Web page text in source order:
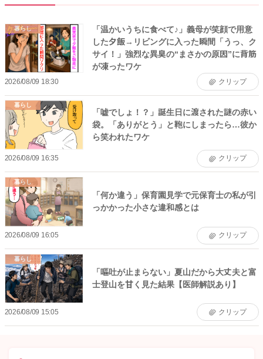
暮らし
「温かいうちに食べて♪」義母が笑顔で用意
した夕飯→リビングに入った瞬間「うっ、ク
サイ！」強烈な異臭の“まさかの原因”に背筋
が凍ったワケ
2026/08/09 18:30 クリップ
暮らし
「嘘でしょ！？」誕生日に渡された謎の赤い
袋。「ありがとう」と鞄にしまったら…彼か
ら笑われたワケ
2026/08/09 16:35 クリップ
暮らし
「何か違う」保育園見学で元保育士の私が引
っかかった小さな違和感とは
2026/08/09 16:05 クリップ
暮らし
「嘔吐が止まらない」夏山だから大丈夫と富
士登山を甘く見た結果【医師解説あり】
2026/08/09 15:05 クリップ